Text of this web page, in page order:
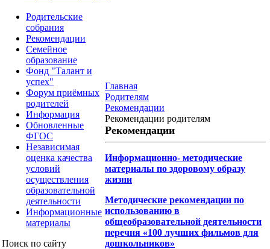
Родительские
собрания
Рекомендации
Семейное
образование
Фонд "Талант и
успех"
Форум приёмных
родителей
Информация
Обновленные
ФГОС
Независимая
оценка качества
условий
осуществления
образовательной
деятельности
Информационные
материалы
Поиск по сайту
Главная
Родителям
Рекомендации
Рекомендации родителям
Рекомендации
Информационно- методические
материалы по здоровому образу
жизни
Методические рекомендации по
использованию в
общеобразовательной деятельности
перечня «100 лучших фильмов для
дошкольников»